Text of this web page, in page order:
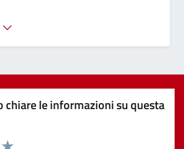
chiare le informazioni su questa